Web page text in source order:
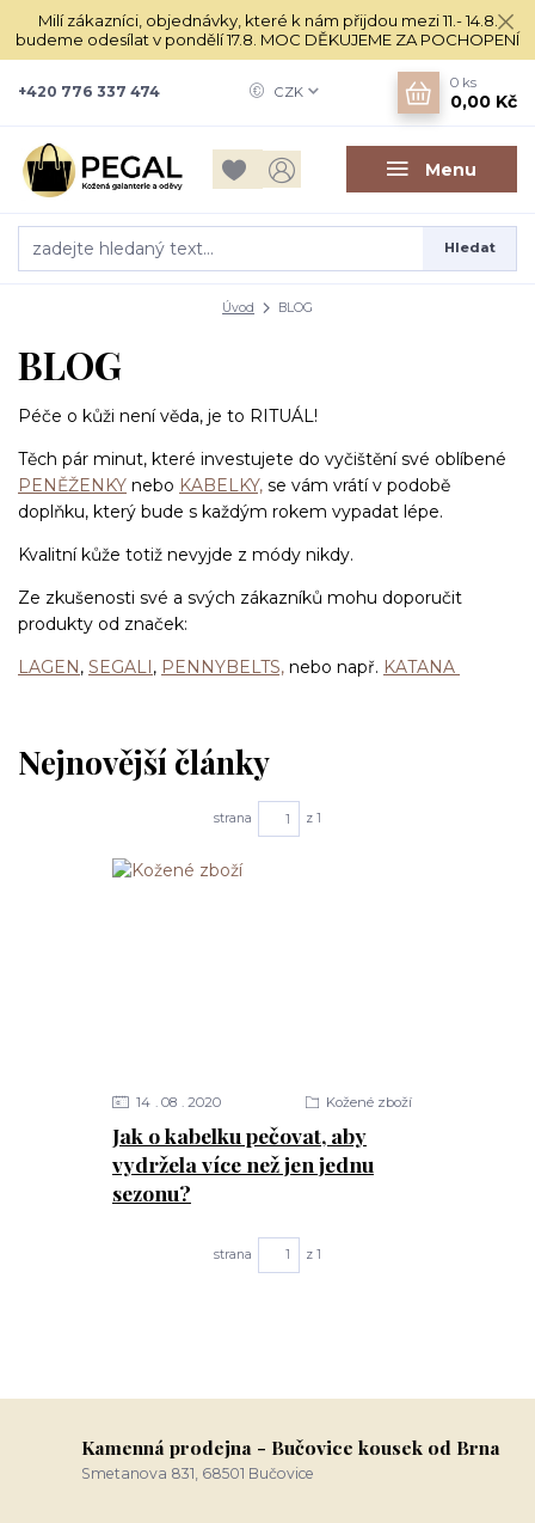
Milí zákazníci, objednávky, které k nám přijdou mezi 11.- 14.8.
budeme odesílat v pondělí 17.8. MOC DĚKUJEME ZA POCHOPENÍ
Menu
CZK
Hledat
+420 776 337 474
0 ks
0,00 Kč
Úvod BLOG
BLOG
Péče o kůži není věda, je to RITUÁL!
Těch pár minut, které investujete do vyčištění své oblíbené
PENĚŽENKY nebo KABELKY, se vám vrátí v podobě
doplňku, který bude s každým rokem vypadat lépe.
Kvalitní kůže totiž nevyjde z módy nikdy.
Ze zkušenosti své a svých zákazníků mohu doporučit
produkty od značek:
LAGEN, SEGALI, PENNYBELTS, nebo např. KATANA
Nejnovější články
strana z 1
Jak o kabelku pečovat, aby
vydržela více než jen jednu
sezonu?
14 08 2020 Kožené zboží
strana z 1
Kamenná prodejna - Bučovice kousek od Brna
Smetanova 831, 68501 Bučovice